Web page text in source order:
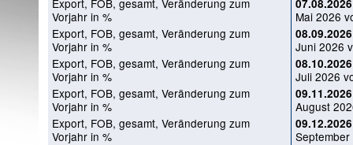
Export, FOB, gesamt, Veränderung zum
Vorjahr in %
07.08.2026
Mai 2026
Export, FOB, gesamt, Veränderung zum
Vorjahr in %
08.09.2026
Juni 2026
Export, FOB, gesamt, Veränderung zum
Vorjahr in %
08.10.2026
Juli 2026
Export, FOB, gesamt, Veränderung zum
Vorjahr in %
09.11.2026
August
Export, FOB, gesamt, Veränderung zum
Vorjahr in %
09.12.2026